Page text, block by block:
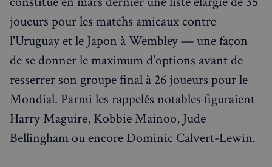
joueurs pour les matchs amicaux contre
l'Uruguay et le Japon à Wembley — une façon
de se donner le maximum d'options avant de
resserrer son groupe final à 26 joueurs pour le
Mondial. Parmi les rappelés notables figuraient
Harry Maguire, Kobbie Mainoo, Jude
Bellingham ou encore Dominic Calvert-Lewin.